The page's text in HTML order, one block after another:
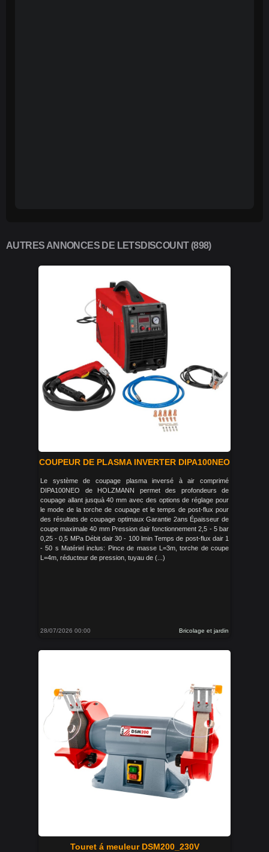
AUTRES ANNONCES DE LETSDISCOUNT (898)
COUPEUR DE PLASMA INVERTER DIPA100NEO
Le système de coupage plasma inversé à air comprimé
DIPA100NEO de HOLZMANN permet des profondeurs de
coupage allant jusquà 40 mm avec des options de réglage pour
le mode de la torche de coupage et le temps de post-flux pour
des résultats de coupage optimaux Garantie 2ans Épaisseur de
coupe maximale 40 mm Pression dair fonctionnement 2,5 - 5 bar
0,25 - 0,5 MPa Débit dair 30 - 100 lmin Temps de post-flux dair 1
- 50 s Matériel inclus: Pince de masse L=3m, torche de coupe
L=4m, réducteur de pression, tuyau de (...)
28/07/2026 00:00 Bricolage et jardin
Touret á meuleur DSM200_230V